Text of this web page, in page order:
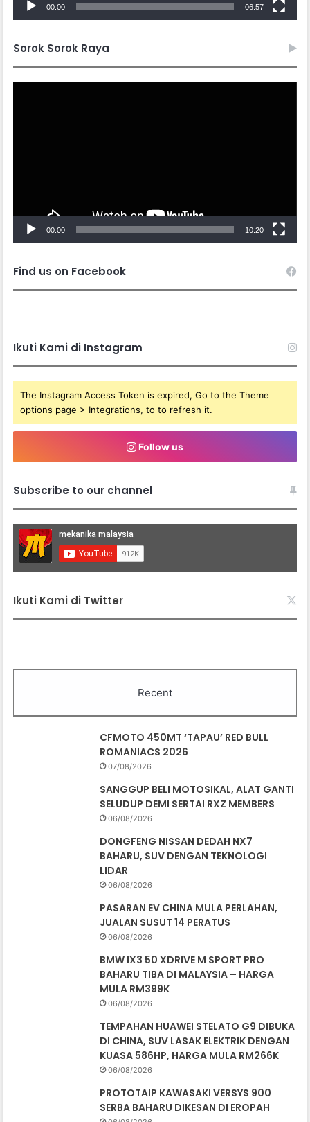
00:00 06:57
Sorok Sorok Raya
00:00 10:20
Find us on Facebook
Ikuti Kami di Instagram
The Instagram Access Token is expired, Go to the Theme
options page > Integrations, to to refresh it.
Follow us
Subscribe to our channel
Ikuti Kami di Twitter
Recent
CFMOTO 450MT ‘TAPAU’ RED BULL
ROMANIACS 2026
07/08/2026
SANGGUP BELI MOTOSIKAL, ALAT GANTI
SELUDUP DEMI SERTAI RXZ MEMBERS
06/08/2026
DONGFENG NISSAN DEDAH NX7
BAHARU, SUV DENGAN TEKNOLOGI
LIDAR
06/08/2026
PASARAN EV CHINA MULA PERLAHAN,
JUALAN SUSUT 14 PERATUS
06/08/2026
BMW IX3 50 XDRIVE M SPORT PRO
BAHARU TIBA DI MALAYSIA – HARGA
MULA RM399K
06/08/2026
TEMPAHAN HUAWEI STELATO G9 DIBUKA
DI CHINA, SUV LASAK ELEKTRIK DENGAN
KUASA 586HP, HARGA MULA RM266K
06/08/2026
PROTOTAIP KAWASAKI VERSYS 900
SERBA BAHARU DIKESAN DI EROPAH